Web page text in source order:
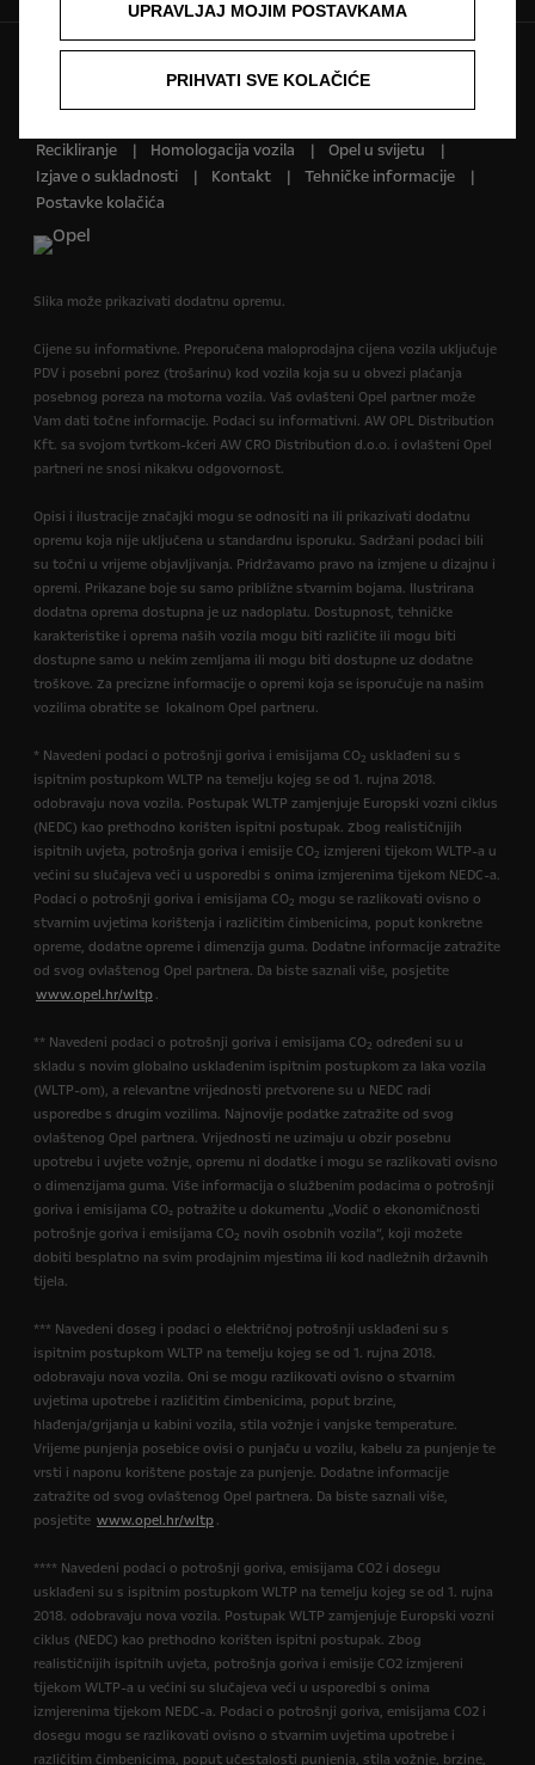
Pravilnik o zaštiti privatnosti
Politika kolačića
Recikliranje
Homologacija vozila
Opel u svijetu
Izjave o sukladnosti
Kontakt
Tehničke informacije
Postavke kolačića
Slika može prikazivati dodatnu opremu.
Cijene su informativne. Preporučena maloprodajna cijena vozila uključuje
PDV i posebni porez (trošarinu) kod vozila koja su u obvezi plaćanja
posebnog poreza na motorna vozila. Vaš ovlašteni Opel partner može
Vam dati točne informacije. Podaci su informativni. AW OPL Distribution
Kft. sa svojom tvrtkom-kćeri AW CRO Distribution d.o.o. i ovlašteni Opel
partneri ne snosi nikakvu odgovornost.
Opisi i ilustracije značajki mogu se odnositi na ili prikazivati dodatnu
opremu koja nije uključena u standardnu isporuku. Sadržani podaci bili
su točni u vrijeme objavljivanja. Pridržavamo pravo na izmjene u dizajnu i
opremi. Prikazane boje su samo približne stvarnim bojama. Ilustrirana
dodatna oprema dostupna je uz nadoplatu. Dostupnost, tehničke
karakteristike i oprema naših vozila mogu biti različite ili mogu biti
dostupne samo u nekim zemljama ili mogu biti dostupne uz dodatne
troškove. Za precizne informacije o opremi koja se isporučuje na našim
vozilima obratite se lokalnom Opel partneru.
* Navedeni podaci o potrošnji goriva i emisijama CO2 usklađeni su s
ispitnim postupkom WLTP na temelju kojeg se od 1. rujna 2018.
odobravaju nova vozila. Postupak WLTP zamjenjuje Europski vozni ciklus
(NEDC) kao prethodno korišten ispitni postupak. Zbog realističnijih
ispitnih uvjeta, potrošnja goriva i emisije CO2 izmjereni tijekom WLTP-a u
većini su slučajeva veći u usporedbi s onima izmjerenima tijekom NEDC-a.
Podaci o potrošnji goriva i emisijama CO2 mogu se razlikovati ovisno o
stvarnim uvjetima korištenja i različitim čimbenicima, poput konkretne
opreme, dodatne opreme i dimenzija guma. Dodatne informacije zatražite
od svog ovlaštenog Opel partnera. Da biste saznali više, posjetite
www.opel.hr/wltp .
** Navedeni podaci o potrošnji goriva i emisijama CO2 određeni su u
skladu s novim globalno usklađenim ispitnim postupkom za laka vozila
(WLTP-om), a relevantne vrijednosti pretvorene su u NEDC radi
usporedbe s drugim vozilima. Najnovije podatke zatražite od svog
ovlaštenog Opel partnera. Vrijednosti ne uzimaju u obzir posebnu
upotrebu i uvjete vožnje, opremu ni dodatke i mogu se razlikovati ovisno
o dimenzijama guma. Više informacija o službenim podacima o potrošnji
goriva i emisijama CO₂ potražite u dokumentu „Vodič o ekonomičnosti
potrošnje goriva i emisijama CO2 novih osobnih vozila”, koji možete
dobiti besplatno na svim prodajnim mjestima ili kod nadležnih državnih
tijela.
*** Navedeni doseg i podaci o električnoj potrošnji usklađeni su s
ispitnim postupkom WLTP na temelju kojeg se od 1. rujna 2018.
odobravaju nova vozila. Oni se mogu razlikovati ovisno o stvarnim
uvjetima upotrebe i različitim čimbenicima, poput brzine,
hlađenja/grijanja u kabini vozila, stila vožnje i vanjske temperature.
Vrijeme punjenja posebice ovisi o punjaču u vozilu, kabelu za punjenje te
vrsti i naponu korištene postaje za punjenje. Dodatne informacije
zatražite od svog ovlaštenog Opel partnera. Da biste saznali više,
posjetite www.opel.hr/wltp .
**** Navedeni podaci o potrošnji goriva, emisijama CO2 i dosegu
usklađeni su s ispitnim postupkom WLTP na temelju kojeg se od 1. rujna
2018. odobravaju nova vozila. Postupak WLTP zamjenjuje Europski vozni
ciklus (NEDC) kao prethodno korišten ispitni postupak. Zbog
realističnijih ispitnih uvjeta, potrošnja goriva i emisije CO2 izmjereni
tijekom WLTP-a u većini su slučajeva veći u usporedbi s onima
izmjerenima tijekom NEDC-a. Podaci o potrošnji goriva, emisijama CO2 i
dosegu mogu se razlikovati ovisno o stvarnim uvjetima upotrebe i
različitim čimbenicima, poput učestalosti punjenja, stila vožnje, brzine,
UPRAVLJAJ MOJIM POSTAVKAMA
PRIHVATI SVE KOLAČIĆE